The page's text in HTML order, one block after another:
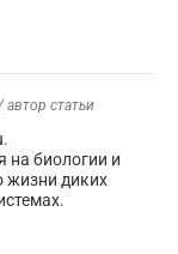
автор статьи
на биологии и
жизни диких